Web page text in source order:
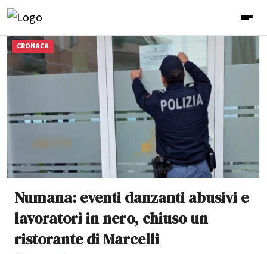
CRONACA
Numana: eventi danzanti abusivi e
lavoratori in nero, chiuso un
ristorante di Marcelli